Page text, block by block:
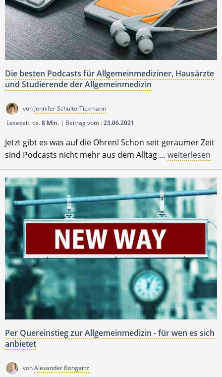
Die besten Podcasts für Allgemeinmediziner, Hausärzte
und Studierende der Allgemeinmedizin
von Jennifer Schulte-Tickmann
Lesezeit: ca.8 Min. | Beitrag vom :23.06.2021
Jetzt gibt es was auf die Ohren! Schon seit geraumer Zeit
sind Podcasts nicht mehr aus dem Alltag … weiterlesen
Per Quereinstieg zur Allgemeinmedizin - für wen es sich
anbietet
vonAlexander Bongartz